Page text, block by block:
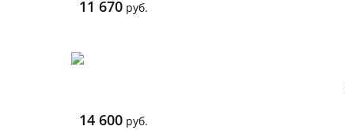
11 670 руб.
14 600 руб.